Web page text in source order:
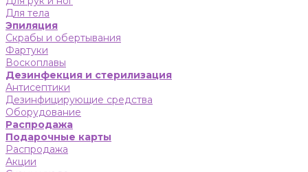
Для тела
Эпиляция
Скрабы и обертывания
Фартуки
Воскоплавы
Дезинфекция и стерилизация
Антисептики
Дезинфицирующие средства
Оборудование
Распродажа
Подарочные карты
Распродажа
Акции